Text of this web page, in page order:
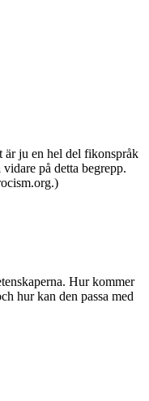
ju en hel del fikonspråk
på detta begrepp.
Hur kommer
hur kan den passa med